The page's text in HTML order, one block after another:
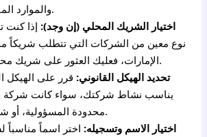
والموارد المالية المتوقعة.
اختيار الشريك المحلي (إن وجد): إذا كنت
نوع معين من الشركات التي تتطلب شريكاً
الإمارات، فعليك العثور على شريك محلي موثوق به.
تحديد الهيكل القانوني: قرر على الهيكل
يناسب نشاط شركتك، سواء كانت شركة
محدودة المسؤولية، أو شركة مساهمة.
اختيار الاسم وتسجيله: اختر اسماً مناسباً